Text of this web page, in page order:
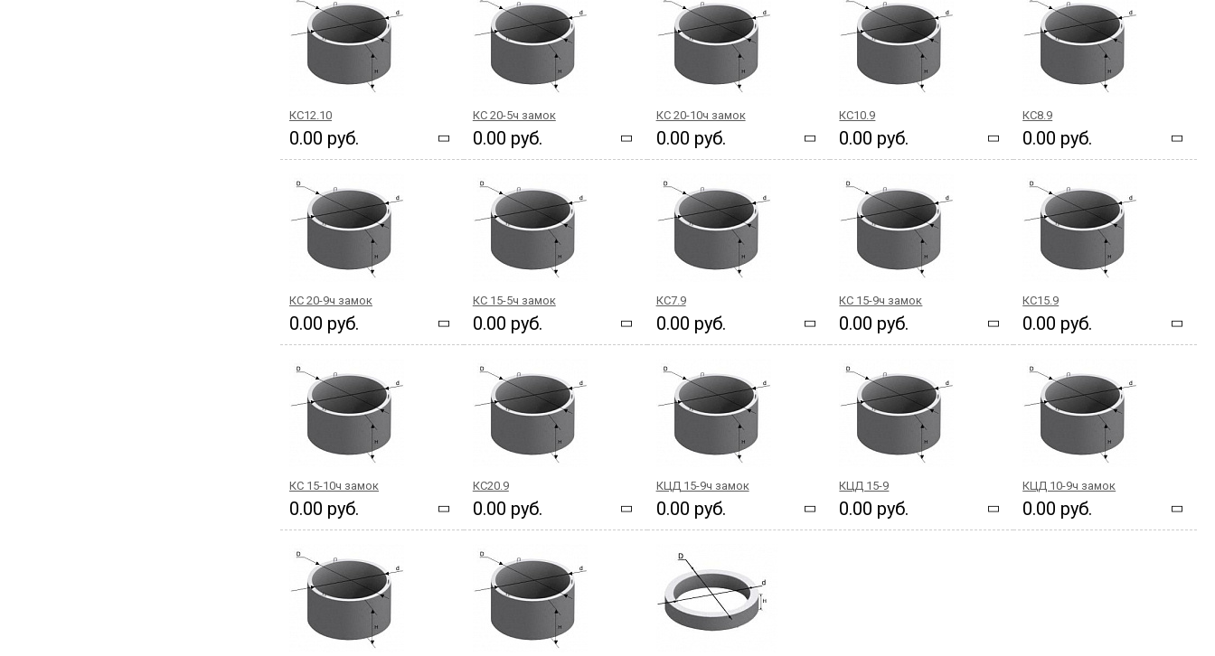
КС12.10
0.00 руб.
КС 20-5ч замок
0.00 руб.
КС 20-10ч замок
0.00 руб.
КС10.9
0.00 руб.
КС8.9
0.00 руб.
КС 20-9ч замок
0.00 руб.
КС 15-5ч замок
0.00 руб.
КС7.9
0.00 руб.
КС 15-9ч замок
0.00 руб.
КС15.9
0.00 руб.
КС 15-10ч замок
0.00 руб.
КС20.9
0.00 руб.
КЦД 15-9ч замок
0.00 руб.
КЦД 15-9
0.00 руб.
КЦД 10-9ч замок
0.00 руб.